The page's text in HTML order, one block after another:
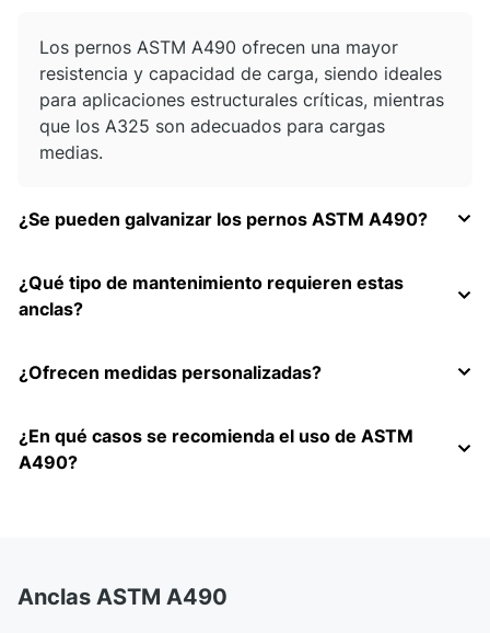
Los pernos ASTM A490 ofrecen una mayor
resistencia y capacidad de carga, siendo ideales
para aplicaciones estructurales críticas, mientras
que los A325 son adecuados para cargas
medias.
¿Se pueden galvanizar los pernos ASTM A490?
¿Qué tipo de mantenimiento requieren estas
anclas?
¿Ofrecen medidas personalizadas?
¿En qué casos se recomienda el uso de ASTM
A490?
Anclas ASTM A490